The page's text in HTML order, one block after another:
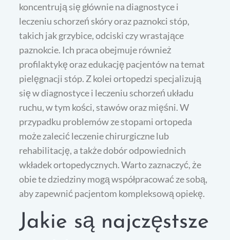
koncentrują się głównie na diagnostyce i
leczeniu schorzeń skóry oraz paznokci stóp,
takich jak grzybice, odciski czy wrastające
paznokcie. Ich praca obejmuje również
profilaktykę oraz edukację pacjentów na temat
pielęgnacji stóp. Z kolei ortopedzi specjalizują
się w diagnostyce i leczeniu schorzeń układu
ruchu, w tym kości, stawów oraz mięśni. W
przypadku problemów ze stopami ortopeda
może zalecić leczenie chirurgiczne lub
rehabilitację, a także dobór odpowiednich
wkładek ortopedycznych. Warto zaznaczyć, że
obie te dziedziny mogą współpracować ze sobą,
aby zapewnić pacjentom kompleksową opiekę.
Jakie są najczęstsze